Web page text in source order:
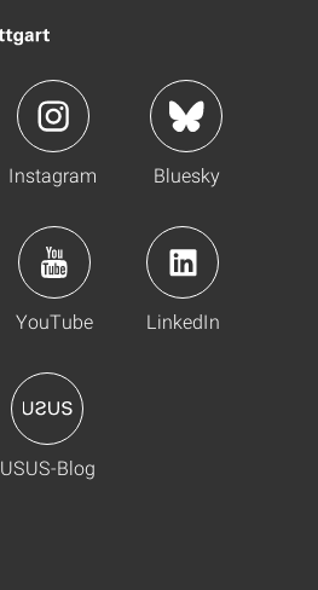
Instagram Bluesky
YouTube LinkedIn
USUS-Blog